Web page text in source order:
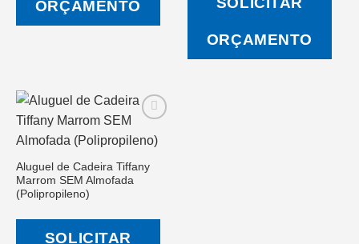
ORÇAMENTO
ORÇAMENTO
Salvar
na Lista
Aluguel de Cadeira Tiffany
Marrom SEM Almofada
(Polipropileno)
SOLICITAR